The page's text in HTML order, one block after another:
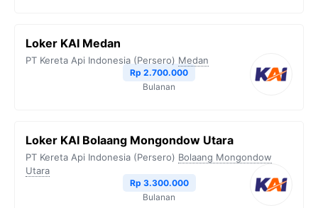
Loker KAI Medan
PT Kereta Api Indonesia (Persero) Medan
Rp 2.700.000
Bulanan
Loker KAI Bolaang Mongondow Utara
PT Kereta Api Indonesia (Persero) Bolaang Mongondow
Utara
Rp 3.300.000
Bulanan